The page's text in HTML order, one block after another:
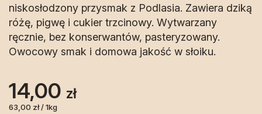
niskosłodzony przysmak z Podlasia. Zawiera dziką
różę, pigwę i cukier trzcinowy. Wytwarzany
ręcznie, bez konserwantów, pasteryzowany.
Owocowy smak i domowa jakość w słoiku.
14,00 zł
63,00 zł / 1kg